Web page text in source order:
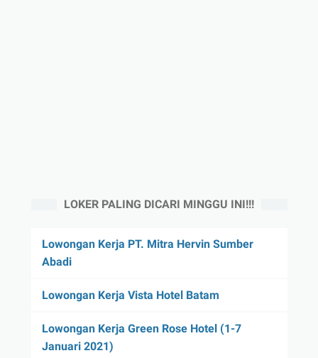
LOKER PALING DICARI MINGGU INI!!!
Lowongan Kerja PT. Mitra Hervin Sumber
Abadi
Lowongan Kerja Vista Hotel Batam
Lowongan Kerja Green Rose Hotel (1-7
Januari 2021)